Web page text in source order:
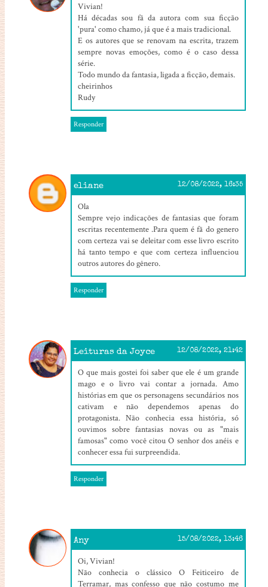
Vivian!
Há décadas sou fã da autora com sua ficção
'pura' como chamo, já que é a mais tradicional.
E os autores que se renovam na escrita, trazem
sempre novas emoções, como é o caso dessa
série.
Todo mundo da fantasia, ligada a ficção, demais.
cheirinhos
Rudy
Responder
eliane 12/08/2022, 16:35
Ola
Sempre vejo indicações de fantasias que foram
escritas recentemente .Para quem é fã do genero
com certeza vai se deleitar com esse livro escrito
há tanto tempo e que com certeza influenciou
outros autores do gênero.
Responder
Leituras da Joyce 12/08/2022, 21:42
O que mais gostei foi saber que ele é um grande
mago e o livro vai contar a jornada. Amo
histórias em que os personagens secundários nos
cativam e não dependemos apenas do
protagonista. Não conhecia essa história, só
ouvimos sobre fantasias novas ou as "mais
famosas" como você citou O senhor dos anéis e
conhecer essa fui surpreendida.
Responder
Any 15/08/2022, 13:46
Oi, Vivian!
Não conhecia o clássico O Feiticeiro de
Terramar, mas confesso que não costumo me